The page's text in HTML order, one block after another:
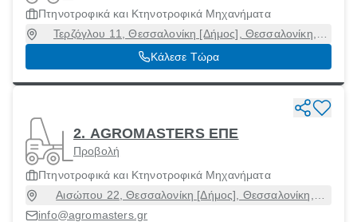
Πτηνοτροφικά και Κτηνοτροφικά Μηχανήματα
Τερζόγλου 11, Θεσσαλονίκη [Δήμος], Θεσσαλονίκη,
54248
Κάλεσε Τώρα
2. AGROMASTERS ΕΠΕ
Προβολή
Πτηνοτροφικά και Κτηνοτροφικά Μηχανήματα
Αισώπου 22, Θεσσαλονίκη [Δήμος], Θεσσαλονίκη,
info@agromasters.gr